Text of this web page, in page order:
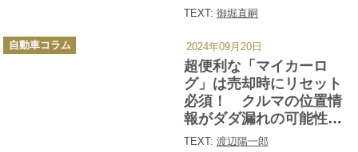
TEXT: 御堀直嗣
超便利な「マイカーロ
グ」は売却時にリセット
必須！ クルマの位置情
報がダダ漏れの可能性が
あった
TEXT: 渡辺陽一郎
カ
テ
自動車コラム 2024年09月20日